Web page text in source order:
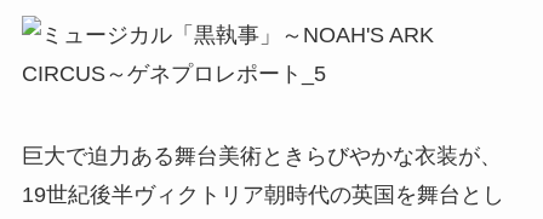
巨大で迫力ある舞台美術ときらびやかな衣装が、
19世紀後半ヴィクトリア朝時代の英国を舞台とし